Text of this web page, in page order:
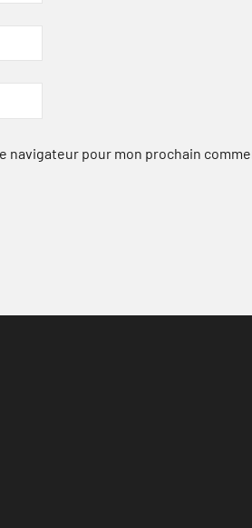
navigateur pour mon prochain